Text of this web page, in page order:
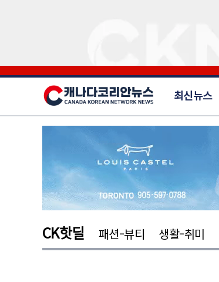
최신뉴스
CK핫딜 패션-뷰티 생활-취미